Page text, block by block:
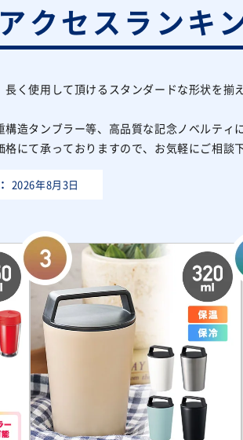
クセスランキ
く使用して頂けるスタンダードな形状を揃
造タンブラー等、高品質な記念ノベルティ
にて承っておりますので、お気軽にご相談下
2026年8月3日